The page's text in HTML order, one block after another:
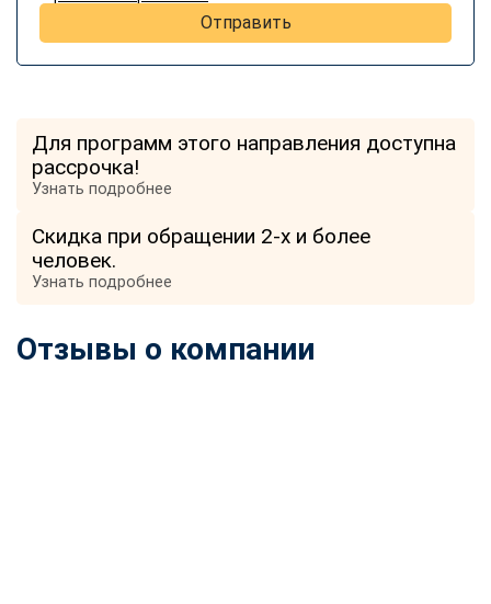
Отправить
Для программ этого направления доступна
рассрочка!
Узнать подробнее
Скидка при обращении 2-х и более
человек.
Узнать подробнее
Отзывы о компании